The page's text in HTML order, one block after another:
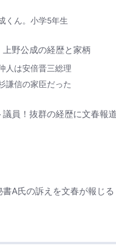
くん。小学5年生
野公成の経歴と家柄
人は安倍晋三総理
謙信の家臣だった
議員！抜群の経歴に文春報
A氏の訴えを文春が報じる